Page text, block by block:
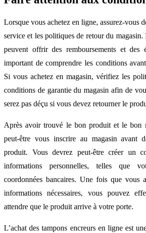
Lorsque vous achetez en ligne, assurez-vous
service et les politiques de retour du magasin.
peuvent offrir des remboursements et des
important de comprendre les conditions
Si vous achetez en magasin, vérifiez les
conditions de garantie du magasin afin de
serez pas déçu si vous devez retourner le
Après avoir trouvé le bon produit et le bon
peut-être vous inscrire au magasin avant
produit. Vous devrez peut-être créer un
informations personnelles, telles que
coordonnées bancaires. Une fois que vous
informations nécessaires, vous pouvez
attendre que le produit arrive à votre porte.
L’achat des tampons encreurs en ligne est